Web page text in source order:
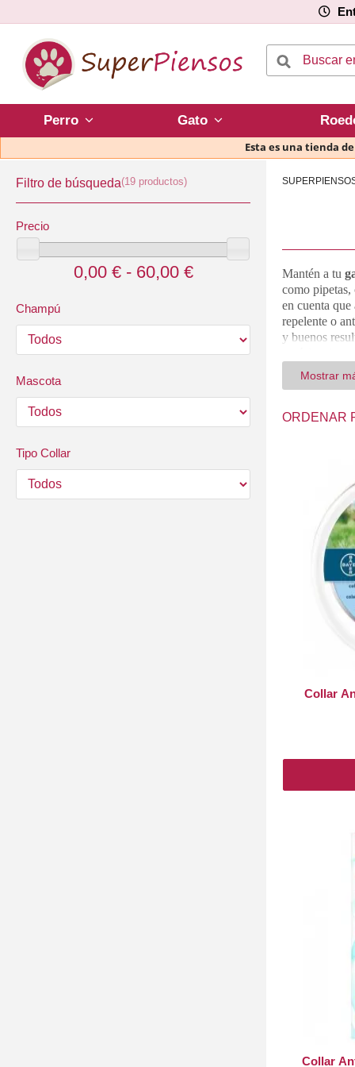
Perro Gato
Esta es una tienda
Filtro de búsqueda(19 productos)
Precio
0,00 € - 60,00 €
Champú
Mascota
Tipo Collar
Mantén a tu
como pipetas,
en cuenta
repelente o
y buenos
gato y evita
Mostrar
ORDENAR
Collar
Collar